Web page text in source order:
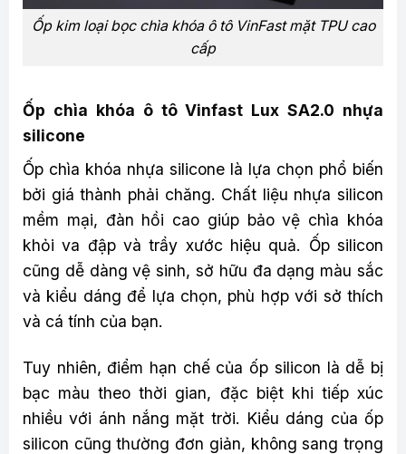
Ốp kim loại bọc chìa khóa ô tô VinFast mặt TPU cao
cấp
Ốp chìa khóa ô tô Vinfast Lux SA2.0 nhựa
silicone
Ốp chìa khóa nhựa silicone là lựa chọn phổ biến
bởi giá thành phải chăng. Chất liệu nhựa silicon
mềm mại, đàn hồi cao giúp bảo vệ chìa khóa
khỏi va đập và trầy xước hiệu quả. Ốp silicon
cũng dễ dàng vệ sinh, sở hữu đa dạng màu sắc
và kiểu dáng để lựa chọn, phù hợp với sở thích
và cá tính của bạn.
Tuy nhiên, điểm hạn chế của ốp silicon là dễ bị
bạc màu theo thời gian, đặc biệt khi tiếp xúc
nhiều với ánh nắng mặt trời. Kiểu dáng của ốp
silicon cũng thường đơn giản, không sang trọng